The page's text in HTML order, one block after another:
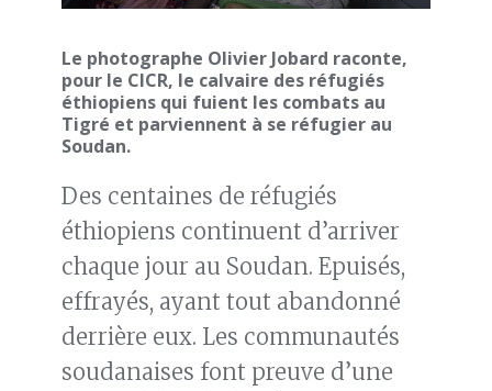
Le photographe Olivier Jobard raconte,
pour le CICR, le calvaire des réfugiés
éthiopiens qui fuient les combats au
Tigré et parviennent à se réfugier au
Soudan.
Des centaines de réfugiés
éthiopiens continuent d’arriver
chaque jour au Soudan. Epuisés,
effrayés, ayant tout abandonné
derrière eux. Les communautés
soudanaises font preuve d’une